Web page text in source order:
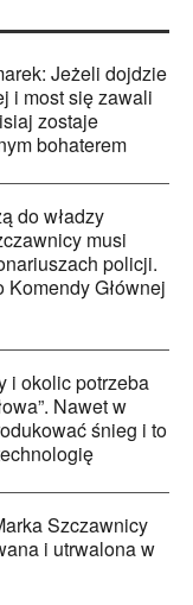
Jeżeli dojdzie
i most się zawali
zostaje
bohaterem
do władzy
musi
policji.
Głównej
i okolic potrzeba
Nawet w
śnieg i to
Szczawnicy
i utrwalona w